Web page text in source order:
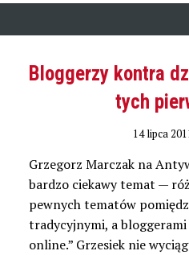
Bloggerzy kontra
tych
14 lipca
Grzegorz Marczak na
bardzo ciekawy temat —
pewnych tematów
tradycyjnymi, a
online.” Grzesiek nie